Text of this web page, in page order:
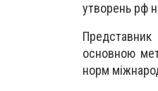
утворень рф
основною
норм